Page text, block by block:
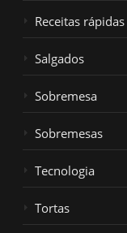
Receitas rápidas
Salgados
Sobremesa
Sobremesas
Tecnologia
Tortas